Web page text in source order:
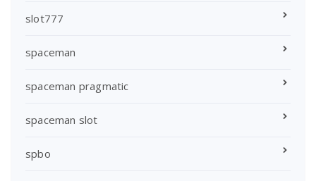
slot777
spaceman
spaceman pragmatic
spaceman slot
spbo